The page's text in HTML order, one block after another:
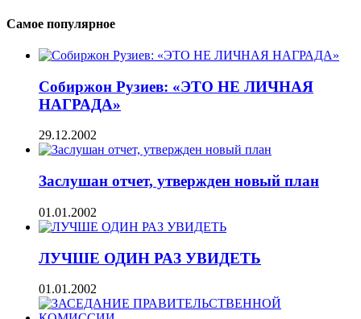
Самое популярное
Собиржон Рузиев: «ЭТО НЕ ЛИЧНАЯ
НАГРАДА»
29.12.2002
Заслушан отчет, утвержден новый план
01.01.2002
ЛУЧШЕ ОДИН РАЗ УВИДЕТЬ
01.01.2002